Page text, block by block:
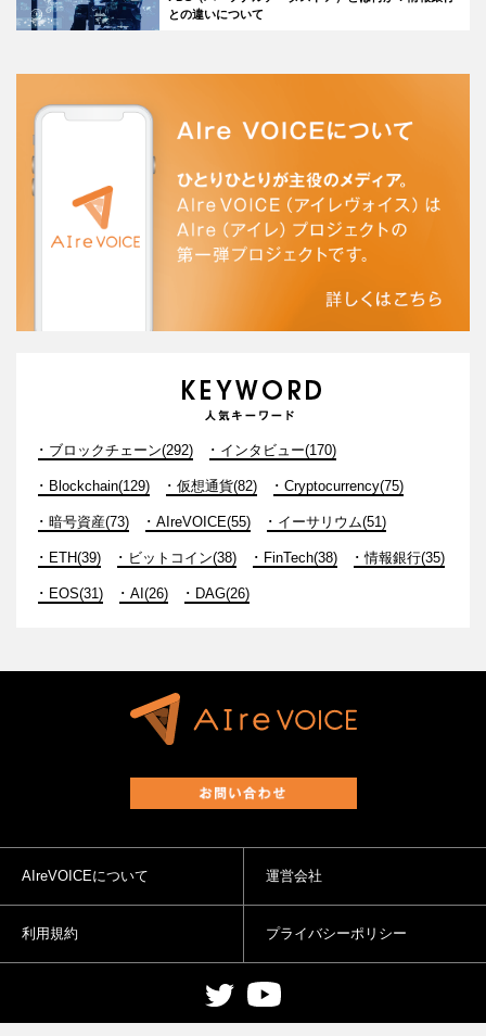
との違いについて
ブロックチェーン(292) インタビュー(170)
Blockchain(129) 仮想通貨(82) Cryptocurrency(75)
暗号資産(73) AIreVOICE(55) イーサリウム(51)
ETH(39) ビットコイン(38) FinTech(38) 情報銀行(35)
EOS(31) AI(26) DAG(26)
AIreVOICEについて 運営会社
利用規約 プライバシーポリシー